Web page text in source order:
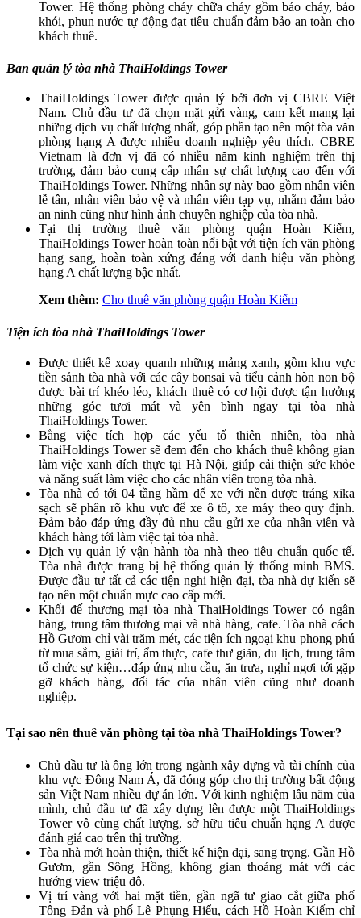
Tower. Hệ thống phòng cháy chữa cháy gồm báo cháy, báo
khói, phun nước tự động đạt tiêu chuẩn đảm bảo an toàn cho
khách thuê.
Ban quản lý tòa nhà ThaiHoldings Tower
ThaiHoldings Tower được quản lý bởi đơn vị CBRE Việt
Nam. Chủ đầu tư đã chọn mặt gửi vàng, cam kết mang lại
những dịch vụ chất lượng nhất, góp phần tạo nên một tòa văn
phòng hạng A được nhiều doanh nghiệp yêu thích. CBRE
Vietnam là đơn vị đã có nhiều năm kinh nghiệm trên thị
trường, đảm bảo cung cấp nhân sự chất lượng cao đến với
ThaiHoldings Tower. Những nhân sự này bao gồm nhân viên
lễ tân, nhân viên bảo vệ và nhân viên tạp vụ, nhằm đảm bảo
an ninh cũng như hình ảnh chuyên nghiệp của tòa nhà.
Tại thị trường thuê văn phòng quận Hoàn Kiếm,
ThaiHoldings Tower hoàn toàn nổi bật với tiện ích văn phòng
hạng sang, hoàn toàn xứng đáng với danh hiệu văn phòng
hạng A chất lượng bậc nhất.
Xem thêm: Cho thuê văn phòng quận Hoàn Kiếm
Tiện ích tòa nhà ThaiHoldings Tower
Được thiết kế xoay quanh những mảng xanh, gồm khu vực
tiền sảnh tòa nhà với các cây bonsai và tiểu cảnh hòn non bộ
được bài trí khéo léo, khách thuê có cơ hội được tận hưởng
những góc tươi mát và yên bình ngay tại tòa nhà
ThaiHoldings Tower.
Bằng việc tích hợp các yếu tố thiên nhiên, tòa nhà
ThaiHoldings Tower sẽ đem đến cho khách thuê không gian
làm việc xanh đích thực tại Hà Nội, giúp cải thiện sức khỏe
và năng suất làm việc cho các nhân viên trong tòa nhà.
Tòa nhà có tới 04 tầng hầm để xe với nền được tráng xika
sạch sẽ phân rõ khu vực để xe ô tô, xe máy theo quy định.
Đảm bảo đáp ứng đầy đủ nhu cầu gửi xe của nhân viên và
khách hàng tới làm việc tại tòa nhà.
Dịch vụ quản lý vận hành tòa nhà theo tiêu chuẩn quốc tế.
Tòa nhà được trang bị hệ thống quản lý thống minh BMS.
Được đầu tư tất cả các tiện nghi hiện đại, tòa nhà dự kiến sẽ
tạo nên một chuẩn mực cao cấp mới.
Khối đế thương mại tòa nhà ThaiHoldings Tower có ngân
hàng, trung tâm thương mại và nhà hàng, cafe. Tòa nhà cách
Hồ Gươm chỉ vài trăm mét, các tiện ích ngoại khu phong phú
từ mua sắm, giải trí, ẩm thực, cafe thư giãn, du lịch, trung tâm
tổ chức sự kiện…đáp ứng nhu cầu, ăn trưa, nghỉ ngơi tới gặp
gỡ khách hàng, đối tác của nhân viên cũng như doanh
nghiệp.
Tại sao nên thuê văn phòng tại tòa nhà ThaiHoldings Tower?
Chủ đầu tư là ông lớn trong ngành xây dựng và tài chính của
khu vực Đông Nam Á, đã đóng góp cho thị trường bất động
sản Việt Nam nhiều dự án lớn. Với kinh nghiệm lâu năm của
mình, chủ đầu tư đã xây dựng lên được một ThaiHoldings
Tower vô cùng chất lượng, sở hữu tiêu chuẩn hạng A được
đánh giá cao trên thị trường.
Tòa nhà mới hoàn thiện, thiết kế hiện đại, sang trọng. Gần Hồ
Gươm, gần Sông Hồng, không gian thoáng mát với các
hướng view triệu đô.
Vị trí vàng với hai mặt tiền, gần ngã tư giao cắt giữa phố
Tông Đản và phố Lê Phụng Hiểu, cách Hồ Hoàn Kiếm chỉ